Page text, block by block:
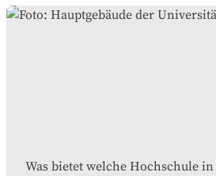
Was bietet welche Hochschule